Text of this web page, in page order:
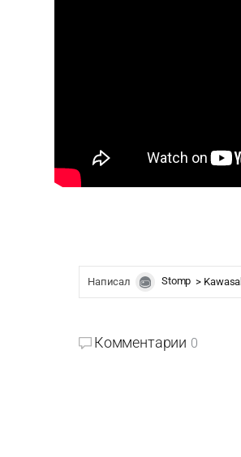
Написал Stomp >
Комментарии 0